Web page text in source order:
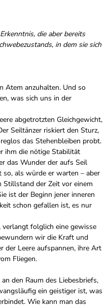
die aber bereits
in dem sie sich
Atem anzuhalten. Und so
was sich uns in der
abgetrotzten Gleichgewicht,
Seiltänzer riskiert den Sturz,
das Stehenbleiben probt.
ihm die nötige Stabilität
das Wunder der aufs Seil
so, als würde er warten – aber
Stillstand der Zeit vor einem
ist der Beginn jener inneren
schon gefallen ist, es nur
verlangt folglich eine gewisse
wir die Kraft und
der Leere aufspannen, ihre Art
Fliegen.
den Raum des Liebesbriefs,
ein geistiger ist, was
Wie kann man das